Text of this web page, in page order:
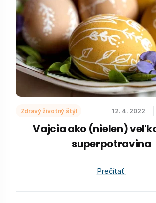
Zdravý životný štýl 12. 4. 2022
Vajcia ako (nielen)
superpotravina
Prečítať